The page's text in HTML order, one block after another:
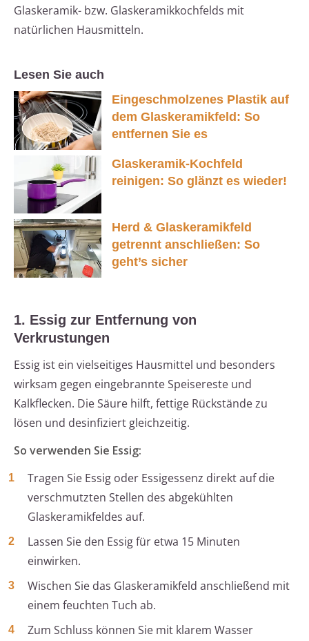
Glaskeramik- bzw. Glaskeramikkochfelds mit
natürlichen Hausmitteln.
Lesen Sie auch
Eingeschmolzenes Plastik auf
dem Glaskeramikfeld: So
entfernen Sie es
Glaskeramik-Kochfeld
reinigen: So glänzt es wieder!
Herd & Glaskeramikfeld
getrennt anschließen: So
geht’s sicher
1. Essig zur Entfernung von
Verkrustungen
Essig ist ein vielseitiges Hausmittel und besonders
wirksam gegen eingebrannte Speisereste und
Kalkflecken. Die Säure hilft, fettige Rückstände zu
lösen und desinfiziert gleichzeitig.
So verwenden Sie Essig:
Tragen Sie Essig oder Essigessenz direkt auf die
verschmutzten Stellen des abgekühlten
Glaskeramikfeldes auf.
Lassen Sie den Essig für etwa 15 Minuten
einwirken.
Wischen Sie das Glaskeramikfeld anschließend mit
einem feuchten Tuch ab.
Zum Schluss können Sie mit klarem Wasser